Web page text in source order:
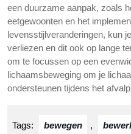
een duurzame aanpak, zoals
eetgewoonten en het
levensstijlveranderingen, kun
verliezen en dit ook op lange
om te focussen op een
lichaamsbeweging om je
ondersteunen tijdens het
Tags: bewegen ,